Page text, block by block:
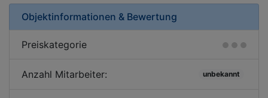
Objektinformationen & Bewertung
Preiskategorie
Anzahl Mitarbeiter: unbekannt